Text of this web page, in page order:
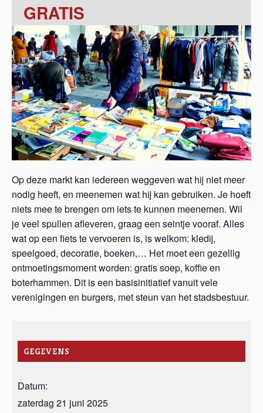
GRATIS
Op deze markt kan iedereen weggeven wat hij niet meer
nodig heeft, en meenemen wat hij kan gebruiken. Je hoeft
niets mee te brengen om iets te kunnen meenemen. Wil
je veel spullen afleveren, graag een seintje vooraf. Alles
wat op een fiets te vervoeren is, is welkom: kledij,
speelgoed, decoratie, boeken,… Het moet een gezellig
ontmoetingsmoment worden: gratis soep, koffie en
boterhammen. Dit is een basisinitiatief vanuit vele
verenigingen en burgers, met steun van het stadsbestuur.
GEGEVENS
Datum:
zaterdag 21 juni 2025